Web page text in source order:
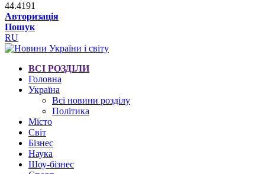
44.4191
Авторизація
Пошук
RU
ВСІ РОЗДІЛИ
Головна
Україна
Всі новини розділу
Політика
Місто
Світ
Бізнес
Наука
Шоу-бізнес